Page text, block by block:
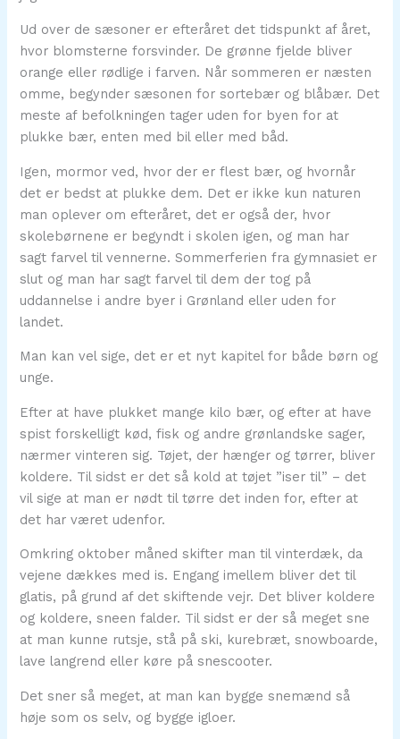
Ud over de sæsoner er efteråret det tidspunkt af året,
hvor blomsterne forsvinder. De grønne fjelde bliver
orange eller rødlige i farven. Når sommeren er næsten
omme, begynder sæsonen for sortebær og blåbær. Det
meste af befolkningen tager uden for byen for at
plukke bær, enten med bil eller med båd.
Igen, mormor ved, hvor der er flest bær, og hvornår
det er bedst at plukke dem. Det er ikke kun naturen
man oplever om efteråret, det er også der, hvor
skolebørnene er begyndt i skolen igen, og man har
sagt farvel til vennerne. Sommerferien fra gymnasiet er
slut og man har sagt farvel til dem der tog på
uddannelse i andre byer i Grønland eller uden for
landet.
Man kan vel sige, det er et nyt kapitel for både børn og
unge.
Efter at have plukket mange kilo bær, og efter at have
spist forskelligt kød, fisk og andre grønlandske sager,
nærmer vinteren sig. Tøjet, der hænger og tørrer, bliver
koldere. Til sidst er det så kold at tøjet ”iser til” – det
vil sige at man er nødt til tørre det inden for, efter at
det har været udenfor.
Omkring oktober måned skifter man til vinterdæk, da
vejene dækkes med is. Engang imellem bliver det til
glatis, på grund af det skiftende vejr. Det bliver koldere
og koldere, sneen falder. Til sidst er der så meget sne
at man kunne rutsje, stå på ski, kurebræt, snowboarde,
lave langrend eller køre på snescooter.
Det sner så meget, at man kan bygge snemænd så
høje som os selv, og bygge igloer.